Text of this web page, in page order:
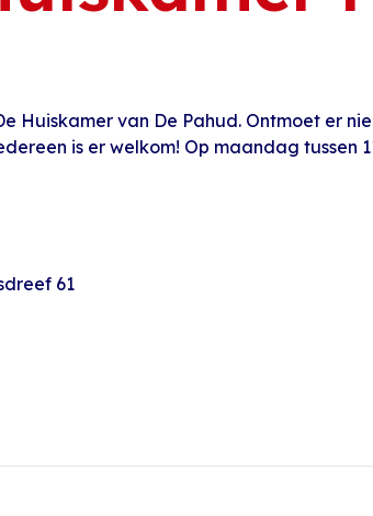
Huiskamer van De Pahud. Ontmoet er
is er welkom! Op maandag tussen
61